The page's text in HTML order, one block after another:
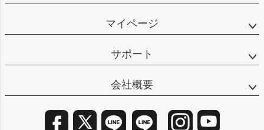
マイページ
サポート
会社概要